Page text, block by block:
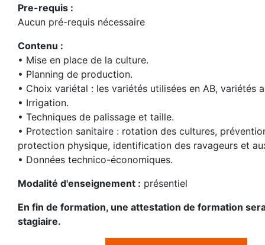
Pre-requis :
Aucun pré-requis nécessaire
Contenu :
• Mise en place de la culture.
• Planning de production.
• Choix variétal : les variétés utilisées en AB, variétés
• Irrigation.
• Techniques de palissage et taille.
• Protection sanitaire : rotation des cultures,
protection physique, identification des ravageurs et
• Données technico-économiques.
Modalité d'enseignement : présentiel
En fin de formation, une attestation de formation
stagiaire.